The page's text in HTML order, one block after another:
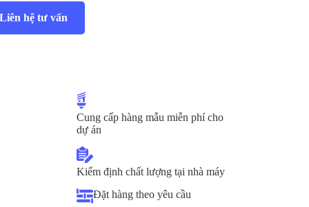
hệ tư vấn
Cung cấp hàng mẫu miễn phí cho
dự án
Kiểm định chất lượng tại nhà máy
Đặt hàng theo yêu cầu